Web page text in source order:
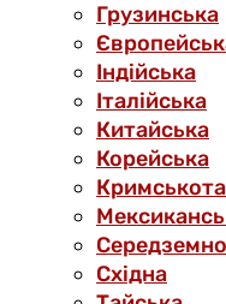
Грузинська
Індійська
Італійська
Китайська
Корейська
Східна